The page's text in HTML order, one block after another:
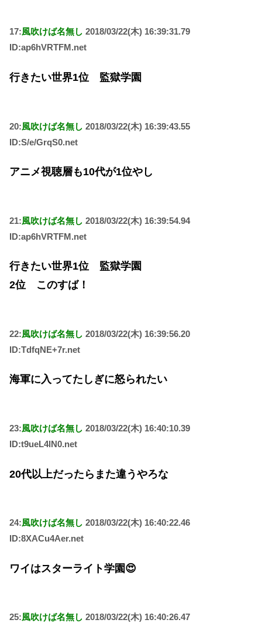
17:風吹けば名無し 2018/03/22(木) 16:39:31.79
ID:ap6hVRTFM.net
行きたい世界1位 監獄学園
20:風吹けば名無し 2018/03/22(木) 16:39:43.55
ID:S/e/GrqS0.net
アニメ視聴層も10代が1位やし
21:風吹けば名無し 2018/03/22(木) 16:39:54.94
ID:ap6hVRTFM.net
行きたい世界1位 監獄学園
2位 このすば！
22:風吹けば名無し 2018/03/22(木) 16:39:56.20
ID:TdfqNE+7r.net
海軍に入ってたしぎに怒られたい
23:風吹けば名無し 2018/03/22(木) 16:40:10.39
ID:t9ueL4lN0.net
20代以上だったらまた違うやろな
24:風吹けば名無し 2018/03/22(木) 16:40:22.46
ID:8XACu4Aer.net
ワイはスターライト学園😍
25:風吹けば名無し 2018/03/22(木) 16:40:26.47